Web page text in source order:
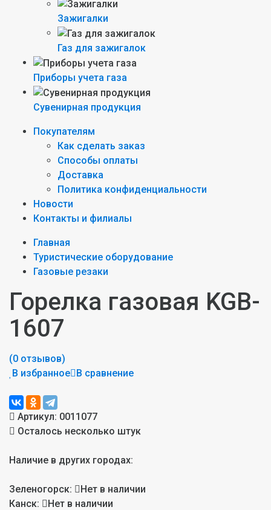
Зажигалки
Газ для зажигалок
Приборы учета газа
Сувенирная продукция
Покупателям
Как сделать заказ
Способы оплаты
Доставка
Политика конфиденциальности
Новости
Контакты и филиалы
Главная
Туристические оборудование
Газовые резаки
Горелка газовая KGB-
1607
(0 отзывов)
В избранное В сравнение
Артикул: 0011077
Осталось несколько штук
Наличие в других городах:
Зеленогорск:
Нет в наличии
Канск:
Нет в наличии